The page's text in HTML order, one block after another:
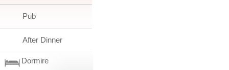
Pub
After Dinner
Dormire